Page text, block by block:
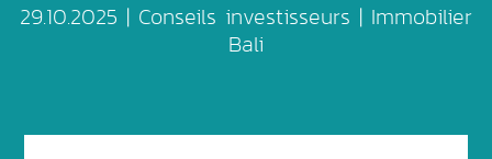
29.10.2025 | Conseils investisseurs | Immobilier
Bali